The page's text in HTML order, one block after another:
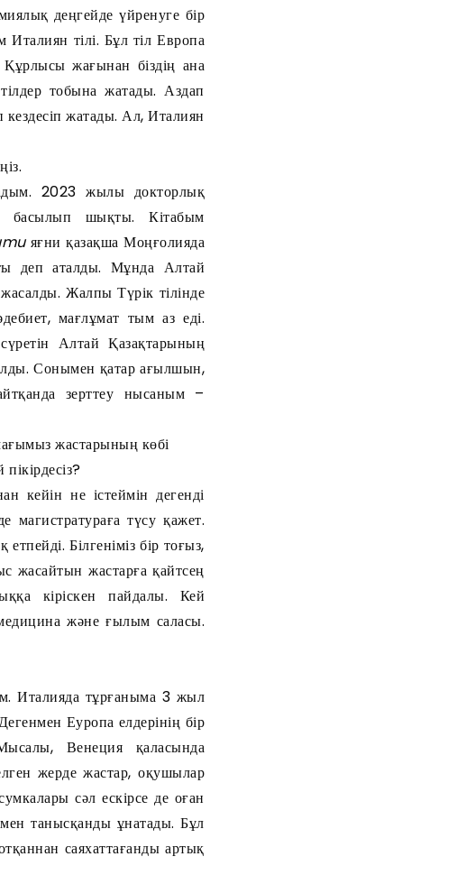
деңгейде үйренуге бір
Италиян тілі. Бұл тіл Европа
жағынан біздің ана
тобына жатады. Аздап
жатады. Ал, Италиян
2023 жылы докторлық
басылып шықты. Кітабым
яғни қазақша Моңғолияда
деп аталды. Мұнда Алтай
Жалпы Түрік тілінде
мағлұмат тым аз еді.
Алтай Қазақтарының
Сонымен қатар ағылшын,
зерттеу нысаным –
жастарының көбі
кейін не істеймін дегенді
түсу қажет.
Білгеніміз бір тоғыз,
жасайтын жастарға қайтсең
кіріскен пайдалы. Кей
және ғылым саласы.
Италияда тұрғаныма 3 жыл
Еуропа елдерінің бір
Венеция қаласында
жерде жастар, оқушылар
сәл ескірсе де оған
танысқанды ұнатады. Бұл
саяхаттағанды артық